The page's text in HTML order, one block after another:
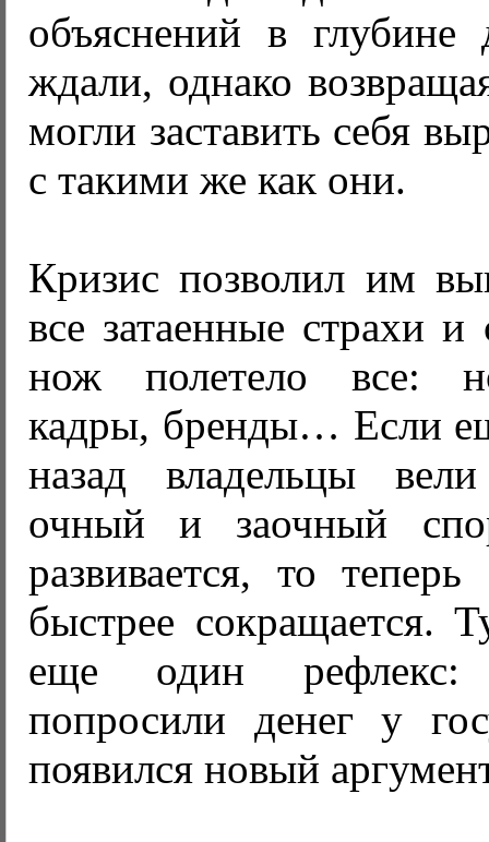
объяснений в
ждали, однако
могли заставить себя
с такими же как они.
Кризис позволил им
все затаенные страхи
нож полетело все:
кадры, бренды… Если
назад владельцы
очный и заочный
развивается, то
быстрее сокращается.
еще один
попросили денег у
появился новый